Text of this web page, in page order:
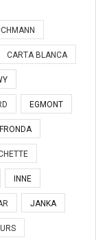
CARTA BLANCA
EGMONT
FRONDA
INNE
JANKA